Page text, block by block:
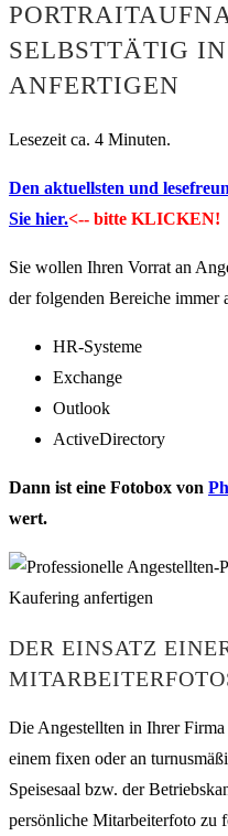
SELBSTTÄTIG
ANFERTIGEN
Lesezeit ca. 4 Minuten.
Den aktuellsten und
Sie hier.<-- bitte KLICKEN!
Sie wollen Ihren Vorrat an
der folgenden Bereiche immer
HR-Systeme
Exchange
Outlook
ActiveDirectory
Dann ist eine Fotobox von
wert.
DER EINSATZ
Die Angestellten in Ihrer
einem fixen oder an
Speisesaal bzw. der
persönliche Mitarbeiterfoto zu